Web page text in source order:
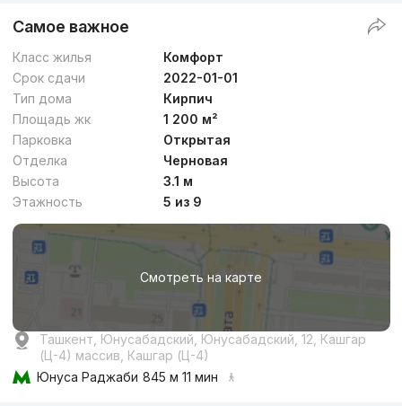
Самое важное
Класс жилья
Комфорт
Срок сдачи
2022-01-01
Тип дома
Кирпич
Площадь жк
1 200 м²
Парковка
Открытая
Отделка
Черновая
Высота
3.1 м
Этажность
5 из 9
Смотреть на карте
Ташкент, Юнусабадский, Юнусабадский, 12, Кашгар
(Ц-4) массив, Кашгар (Ц-4)
Юнуса Раджаби 845 м 11 мин